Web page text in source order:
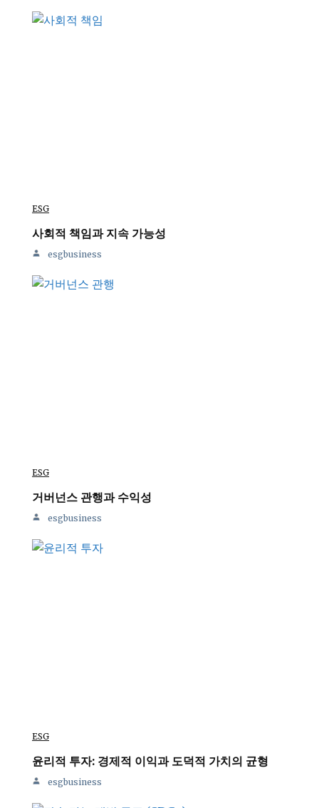
ESG
사회적 책임과 지속 가능성
esgbusiness
ESG
거버넌스 관행과 수익성
esgbusiness
ESG
윤리적 투자: 경제적 이익과 도덕적 가치의 균형
esgbusiness